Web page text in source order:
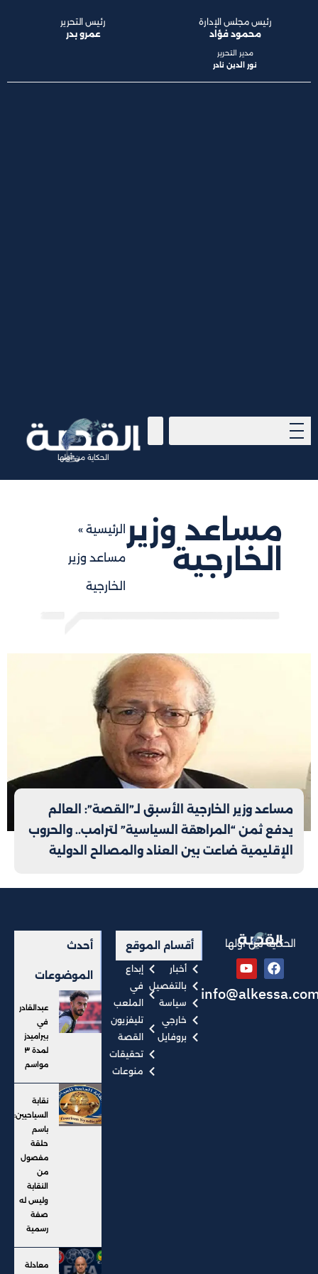
الحكاية من أولها
رئيس مجلس الإدارة
محمود فؤاد
مدير التحرير
نور الدين نادر
رئيس التحرير
عمرو بدر
مساعد وزير
الخارجية
الرئيسية »
مساعد وزير
الخارجية
مساعد وزير الخارجية الأسبق لـ”القصة”: العالم
يدفع ثمن “المراهقة السياسية” لترامب.. والحروب
الإقليمية ضاعت بين العناد والمصالح الدولية
الحكاية من أولها أقسام الموقع
أخبار
بالتفصيل
سياسة
خارجي
بروفايل
إبداع
في
الملعب
تليفزيون
القصة
تحقيقات
منوعات
أحدث
الموضوعات
عبدالقادر
في
بيراميدز
لمدة ٣
مواسم
نقابة
السياحيين:
باسم
حلقة
مفصول
من
النقابة
وليس له
صفة
رسمية
معادلة